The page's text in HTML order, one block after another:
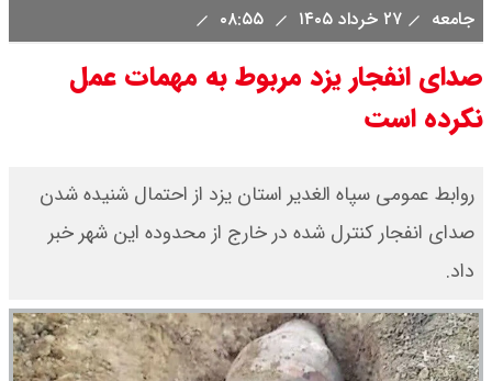
جامعه ۲۷ خرداد ۱۴۰۵
صدای انفجار یزد مربوط به مهمات عمل
نکرده است
روابط عمومی سپاه الغدیر استان یزد از احتمال شنیده شدن
صدای انفجار کنترل شده در خارج از محدوده این شهر خبر
داد.